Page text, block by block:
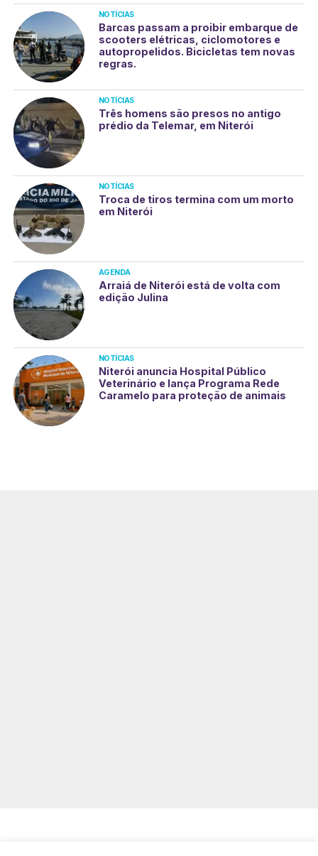
NOTÍCIAS
Barcas passam a proibir embarque de
scooters elétricas, ciclomotores e
autopropelidos. Bicicletas tem novas
regras.
NOTÍCIAS
Três homens são presos no antigo
prédio da Telemar, em Niterói
NOTÍCIAS
Troca de tiros termina com um morto
em Niterói
AGENDA
Arraiá de Niterói está de volta com
edição Julina
NOTÍCIAS
Niterói anuncia Hospital Público
Veterinário e lança Programa Rede
Caramelo para proteção de animais